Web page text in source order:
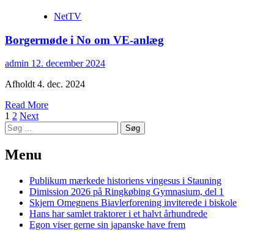
NetTV
Borgermøde i No om VE-anlæg
admin 12. december 2024
Afholdt 4. dec. 2024
Read More
Navigation
til
indlæg
1 2 Next
Søg
efter:
Menu
Publikum mærkede historiens vingesus i Stauning
Dimission 2026 på Ringkøbing Gymnasium, del 1
Skjern Omegnens Biavlerforening inviterede i biskole
Hans har samlet traktorer i et halvt århundrede
Egon viser gerne sin japanske have frem